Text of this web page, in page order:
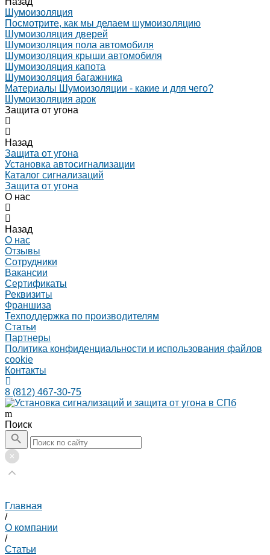
Шумоизоляция
Посмотрите, как мы делаем шумоизоляцию
Шумоизоляция дверей
Шумоизоляция пола автомобиля
Шумоизоляция крыши автомобиля
Шумоизоляция капота
Шумоизоляция багажника
Материалы Шумоизоляции - какие и для чего?
Шумоизоляция арок
Защита от угона
Назад
Защита от угона
Установка автосигнализации
Каталог сигнализаций
Защита от угона
О нас
Назад
О нас
Отзывы
Сотрудники
Вакансии
Сертификаты
Реквизиты
Франшиза
Техподдержка по производителям
Статьи
Партнеры
Политика конфиденциальности и использования файлов
cookie
Контакты
8 (812) 467-30-75
Поиск
Главная
/
О компании
/
Статьи